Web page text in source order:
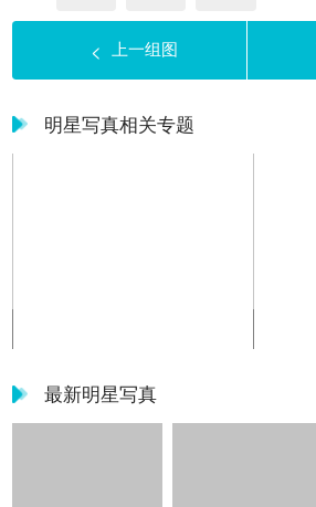
< 上一组图
明星写真相关专题
最新明星写真